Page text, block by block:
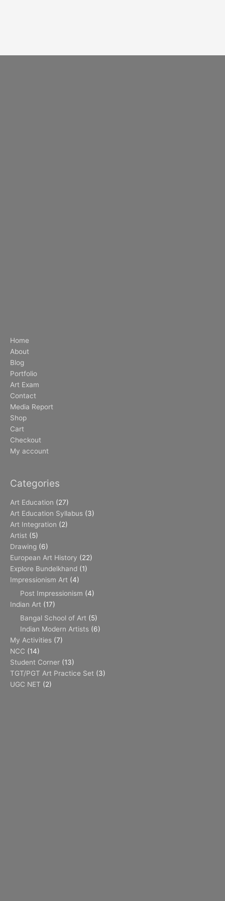
Home
About
Blog
Portfolio
Art Exam
Contact
Media Report
Shop
Cart
Checkout
My account
Categories
Art Education (27)
Art Education Syllabus (3)
Art Integration (2)
Artist (5)
Drawing (6)
European Art History (22)
Explore Bundelkhand (1)
Impressionism Art (4)
Post Impressionism (4)
Indian Art (17)
Bangal School of Art (5)
Indian Modern Artists (6)
My Activities (7)
NCC (14)
Student Corner (13)
TGT/PGT Art Practice Set (3)
UGC NET (2)